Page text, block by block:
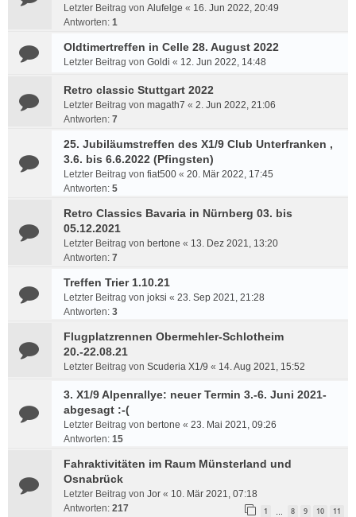
Letzter Beitrag von Alufelge « 16. Jun 2022, 20:49
Antworten: 1
Oldtimertreffen in Celle 28. August 2022
Letzter Beitrag von Goldi « 12. Jun 2022, 14:48
Retro classic Stuttgart 2022
Letzter Beitrag von magath7 « 2. Jun 2022, 21:06
Antworten: 7
25. Jubiläumstreffen des X1/9 Club Unterfranken ,
3.6. bis 6.6.2022 (Pfingsten)
Letzter Beitrag von fiat500 « 20. Mär 2022, 17:45
Antworten: 5
Retro Classics Bavaria in Nürnberg 03. bis
05.12.2021
Letzter Beitrag von bertone « 13. Dez 2021, 13:20
Antworten: 7
Treffen Trier 1.10.21
Letzter Beitrag von joksi « 23. Sep 2021, 21:28
Antworten: 3
Flugplatzrennen Obermehler-Schlotheim
20.-22.08.21
Letzter Beitrag von Scuderia X1/9 « 14. Aug 2021, 15:52
3. X1/9 Alpenrallye: neuer Termin 3.-6. Juni 2021-
abgesagt :-(
Letzter Beitrag von bertone « 23. Mai 2021, 09:26
Antworten: 15
Fahraktivitäten im Raum Münsterland und
Osnabrück
Letzter Beitrag von Jor « 10. Mär 2021, 07:18
Antworten: 217 1 8 9 10 11